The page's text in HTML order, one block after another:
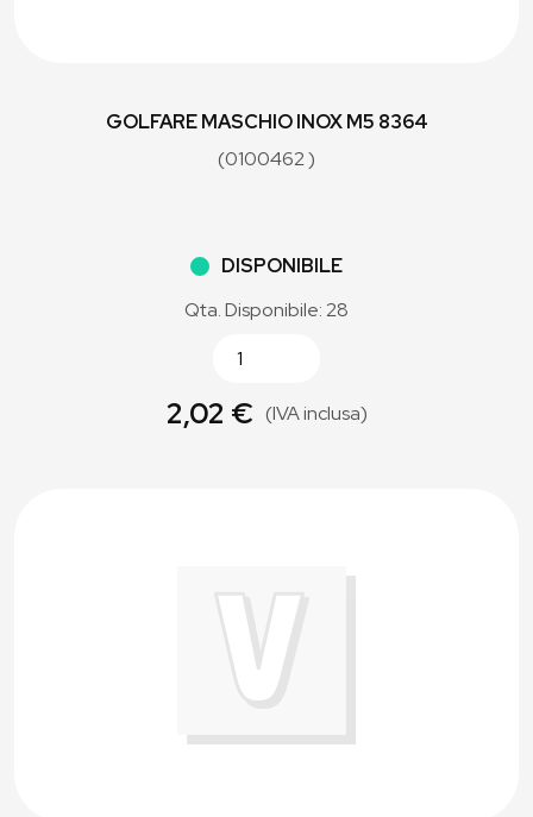
GOLFARE MASCHIO INOX M5 8364
(0100462 )
DISPONIBILE
Qta. Disponibile: 28
2,02 € (IVA inclusa)